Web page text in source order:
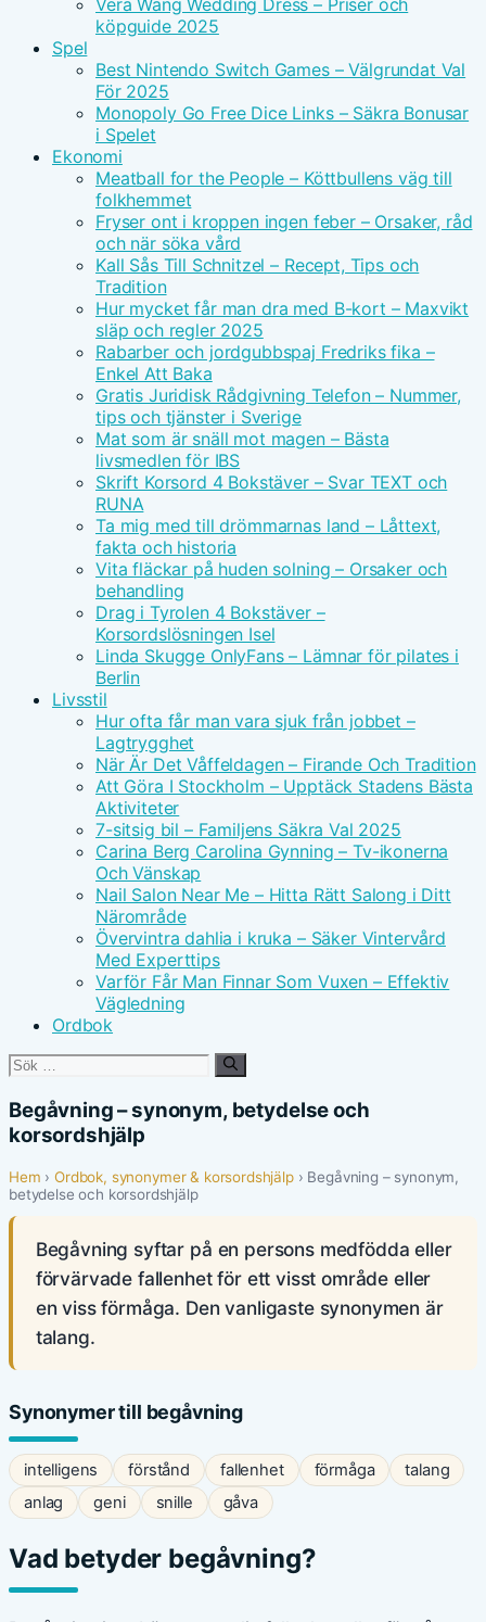
Vera Wang Wedding Dress – Priser och
köpguide 2025
Spel
Best Nintendo Switch Games – Välgrundat Val
För 2025
Monopoly Go Free Dice Links – Säkra Bonusar
i Spelet
Ekonomi
Meatball for the People – Köttbullens väg till
folkhemmet
Fryser ont i kroppen ingen feber – Orsaker, råd
och när söka vård
Kall Sås Till Schnitzel – Recept, Tips och
Tradition
Hur mycket får man dra med B-kort – Maxvikt
släp och regler 2025
Rabarber och jordgubbspaj Fredriks fika –
Enkel Att Baka
Gratis Juridisk Rådgivning Telefon – Nummer,
tips och tjänster i Sverige
Mat som är snäll mot magen – Bästa
livsmedlen för IBS
Skrift Korsord 4 Bokstäver – Svar TEXT och
RUNA
Ta mig med till drömmarnas land – Låttext,
fakta och historia
Vita fläckar på huden solning – Orsaker och
behandling
Drag i Tyrolen 4 Bokstäver –
Korsordslösningen Isel
Linda Skugge OnlyFans – Lämnar för pilates i
Berlin
Livsstil
Hur ofta får man vara sjuk från jobbet –
Lagtrygghet
När Är Det Våffeldagen – Firande Och Tradition
Att Göra I Stockholm – Upptäck Stadens Bästa
Aktiviteter
7-sitsig bil – Familjens Säkra Val 2025
Carina Berg Carolina Gynning – Tv-ikonerna
Och Vänskap
Nail Salon Near Me – Hitta Rätt Salong i Ditt
Närområde
Övervintra dahlia i kruka – Säker Vintervård
Med Experttips
Varför Får Man Finnar Som Vuxen – Effektiv
Vägledning
Ordbok
Sök
Begåvning – synonym, betydelse och
korsordshjälp
Hem ›Ordbok, synonymer & korsordshjälp› Begåvning – synonym,
betydelse och korsordshjälp
Begåvning syftar på en persons medfödda eller
förvärvade fallenhet för ett visst område eller
en viss förmåga. Den vanligaste synonymen är
talang.
Synonymer till begåvning
intelligens förstånd fallenhet förmåga
talang
anlag
geni snille gåva
Vad betyder begåvning?